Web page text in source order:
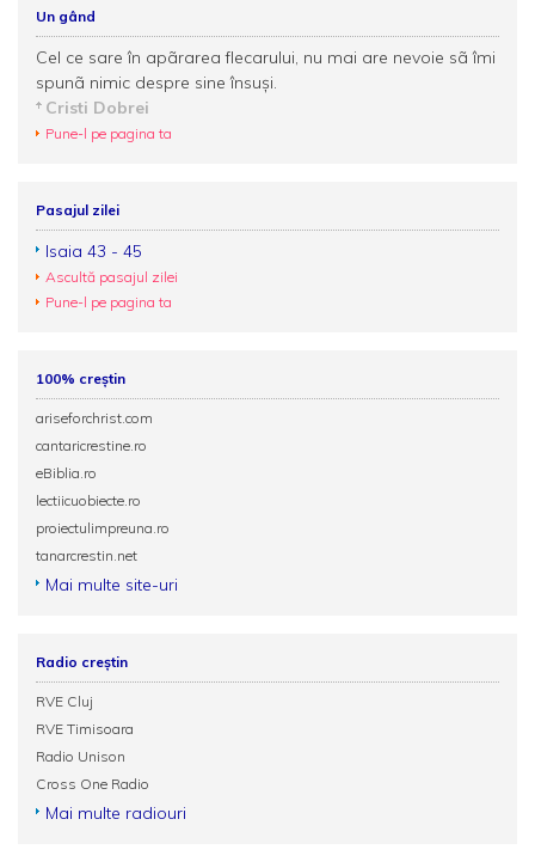
Un gând
Cel ce sare în apãrarea flecarului, nu mai are nevoie sã îmi
spunã nimic despre sine însuşi.
Cristi Dobrei
Pune-l pe pagina ta
Pasajul zilei
Isaia 43 - 45
Ascultă pasajul zilei
Pune-l pe pagina ta
100% creștin
ariseforchrist.com
cantaricrestine.ro
eBiblia.ro
lectiicuobiecte.ro
proiectulimpreuna.ro
tanarcrestin.net
Mai multe site-uri
Radio creștin
RVE Cluj
RVE Timisoara
Radio Unison
Cross One Radio
Mai multe radiouri